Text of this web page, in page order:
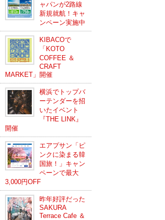
ャパンが2路線
新規就航！キャ
ンペーン実施中
KIBACOで
「KOTO
COFFEE ＆
CRAFT
MARKET」開催
横浜でトップバ
ーテンダーを招
いたイベント
『THE LINK』
開催
エアプサン「ピ
ンクに染まる韓
国旅！」キャン
ペーンで最大
3,000円OFF
昨年好評だった
SAKURA
Terrace Cafe ＆